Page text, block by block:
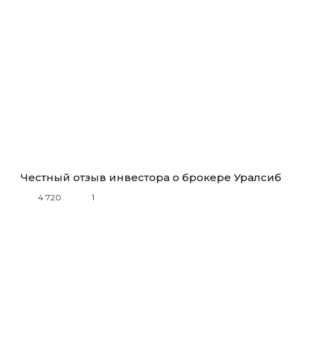
Честный отзыв инвестора о брокере Уралсиб
4 720 1